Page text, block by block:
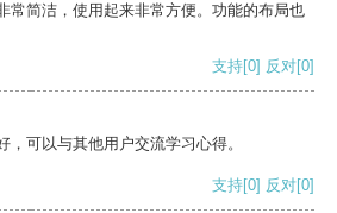
常简洁，使用起来非常方便。功能的布局也
支持[0] 反对[0]
可以与其他用户交流学习心得。
支持[0] 反对[0]